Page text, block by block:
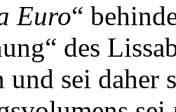
Euro“
des
sei daher